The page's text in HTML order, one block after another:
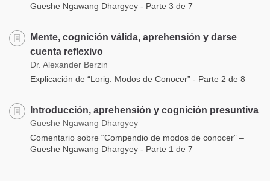
Gueshe Ngawang Dhargyey - Parte 3 de 7
Mente, cognición válida, aprehensión y darse
cuenta reflexivo
Dr. Alexander Berzin
Explicación de “Lorig: Modos de Conocer” - Parte 2 de 8
Introducción, aprehensión y cognición presuntiva
Gueshe Ngawang Dhargyey
Comentario sobre “Compendio de modos de conocer” –
Gueshe Ngawang Dhargyey - Parte 1 de 7